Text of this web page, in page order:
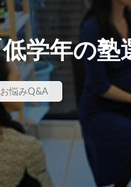
学年の塾
お悩みQ&A